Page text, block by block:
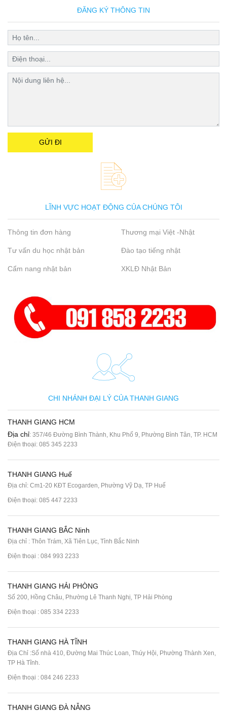
ĐĂNG KÝ THÔNG TIN
LĨNH VỰC HOẠT ĐỘNG CỦA CHÚNG TÔI
Thông tin đơn hàng Thương mại Việt -Nhật
Tư vấn du học nhật bản Đào tạo tiếng nhật
Cẩm nang nhật bản XKLĐ Nhật Bản
CHI NHÁNH ĐẠI LÝ CỦA THANH GIANG
THANH GIANG HCM
Địa chỉ: 357/46 Đường Bình Thành, Khu Phố 9, Phường Bình Tân, TP. HCM
Điện thoại: 085 345 2233
THANH GIANG Huế
Địa chỉ: Cm1-20 KĐT Ecogarden, Phường Vỹ Dạ, TP Huế
Điện thoại: 085 447 2233
THANH GIANG BẮC Ninh
Địa chỉ : Thôn Trám, Xã Tiên Lục, Tỉnh Bắc Ninh
Điện thoại : 084 993 2233
THANH GIANG HẢI PHÒNG
Số 200, Hồng Châu, Phường Lê Thanh Nghị, TP Hải Phòng
Điện thoại : 085 334 2233
THANH GIANG HÀ TĨNH
Địa Chỉ :Số nhà 410, Đường Mai Thúc Loan, Thúy Hội, Phường Thành Xen,
TP Hà Tĩnh.
Điện thoại : 084 246 2233
THANH GIANG ĐÀ NẴNG